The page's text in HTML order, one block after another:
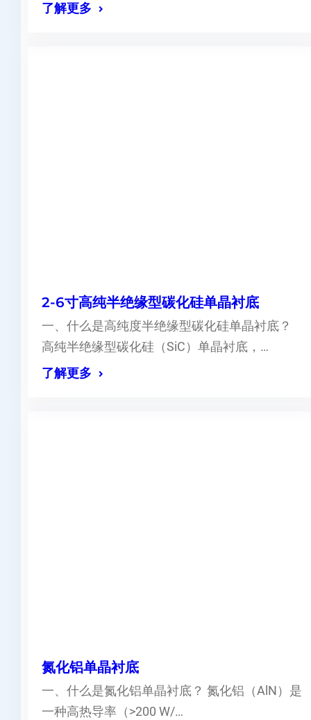
了解更多
2-6寸高纯半绝缘型碳化硅单晶衬底
一、什么是高纯度半绝缘型碳化硅单晶衬底？
高纯半绝缘型碳化硅（SiC）单晶衬底，…
了解更多
氮化铝单晶衬底
一、什么是氮化铝单晶衬底？ 氮化铝（AlN）是
一种高热导率（>200 W/…